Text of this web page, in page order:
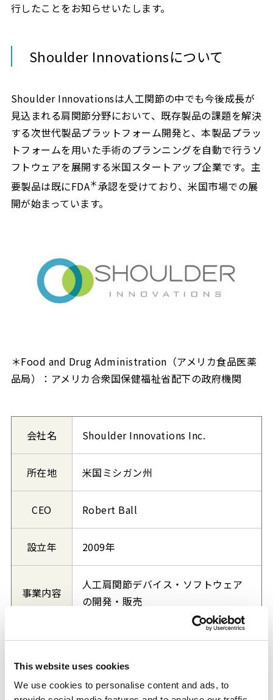
This website uses cookies
We use cookies to personalise content and ads, to
行したことをお知らせいたします。
Shoulder Innovationsについて
Shoulder Innovationsは人工関節の中でも今後成長が
見込まれる肩関節分野において、既存製品の課題を解決
する次世代製品プラットフォーム開発と、本製品プラッ
トフォームを用いた手術のプランニングを自動で行うソ
フトウェアを展開する米国スタートアップ企業です。主
要製品は既にFDA＊承認を受けており、米国市場での展
開が始まっています。
＊Food and Drug Administration（アメリカ食品医薬
品局）：アメリカ合衆国保健福祉省配下の政府機関
会社名 Shoulder Innovations Inc.
所在地 米国ミシガン州
CEO Robert Ball
設立年 2009年
事業内容
人工肩関節デバイス・ソフトウェア
の開発・販売
https://shoulderinnovations.com/